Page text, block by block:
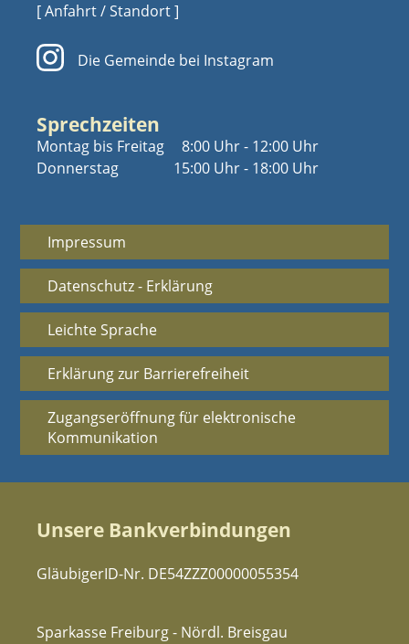
[ Anfahrt / Standort ]
Die Gemeinde bei Instagram
Sprechzeiten
Montag bis Freitag
Donnerstag
8:00 Uhr - 12:00 Uhr
15:00 Uhr - 18:00 Uhr
Impressum
Datenschutz - Erklärung
Leichte Sprache
Erklärung zur Barrierefreiheit
Zugangseröffnung für elektronische
Kommunikation
Unsere Bankverbindungen
GläubigerID-Nr. DE54ZZZ00000055354
Sparkasse Freiburg - Nördl. Breisgau